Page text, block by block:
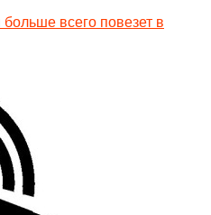
всего повезет в